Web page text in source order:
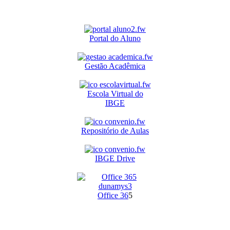
Portal do Aluno
Gestão Acadêmica
Escola Virtual do
IBGE
Repositório de Aulas
IBGE Drive
Office 365